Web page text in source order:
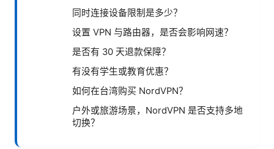
同时连接设备限制是多少？
设置 VPN 与路由器，是否会影响网速？
是否有 30 天退款保障？
有没有学生或教育优惠？
如何在台湾购买 NordVPN？
户外或旅游场景，NordVPN 是否支持多地
切换？